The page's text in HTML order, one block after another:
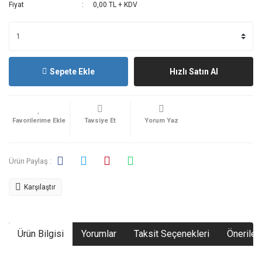
Fiyat
0,00 TL + KDV
Sepete Ekle Hızlı Satın Al
Tavsiye Et Yorum Yaz
Ürün Paylaş :
Karşılaştır
Ürün Bilgisi Yorumlar Taksit Seçenekleri